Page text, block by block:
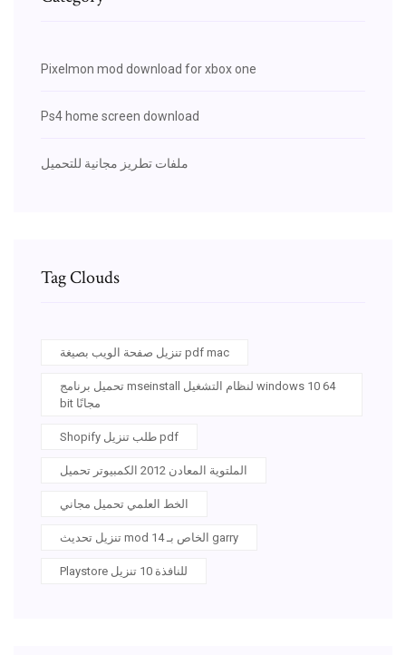
Pixelmon mod download for xbox one
Ps4 home screen download
ملفات تطريز مجانية للتحميل
Tag Clouds
تنزيل صفحة الويب بصيغة pdf mac
تحميل برنامج mseinstall لنظام التشغيل windows 10 64
bit مجانًا
Shopify طلب تنزيل pdf
الملتوية المعادن 2012 الكمبيوتر تحميل
الخط العلمي تحميل مجاني
تنزيل تحديث mod 14 الخاص بـ garry
Playstore للنافذة 10 تنزيل